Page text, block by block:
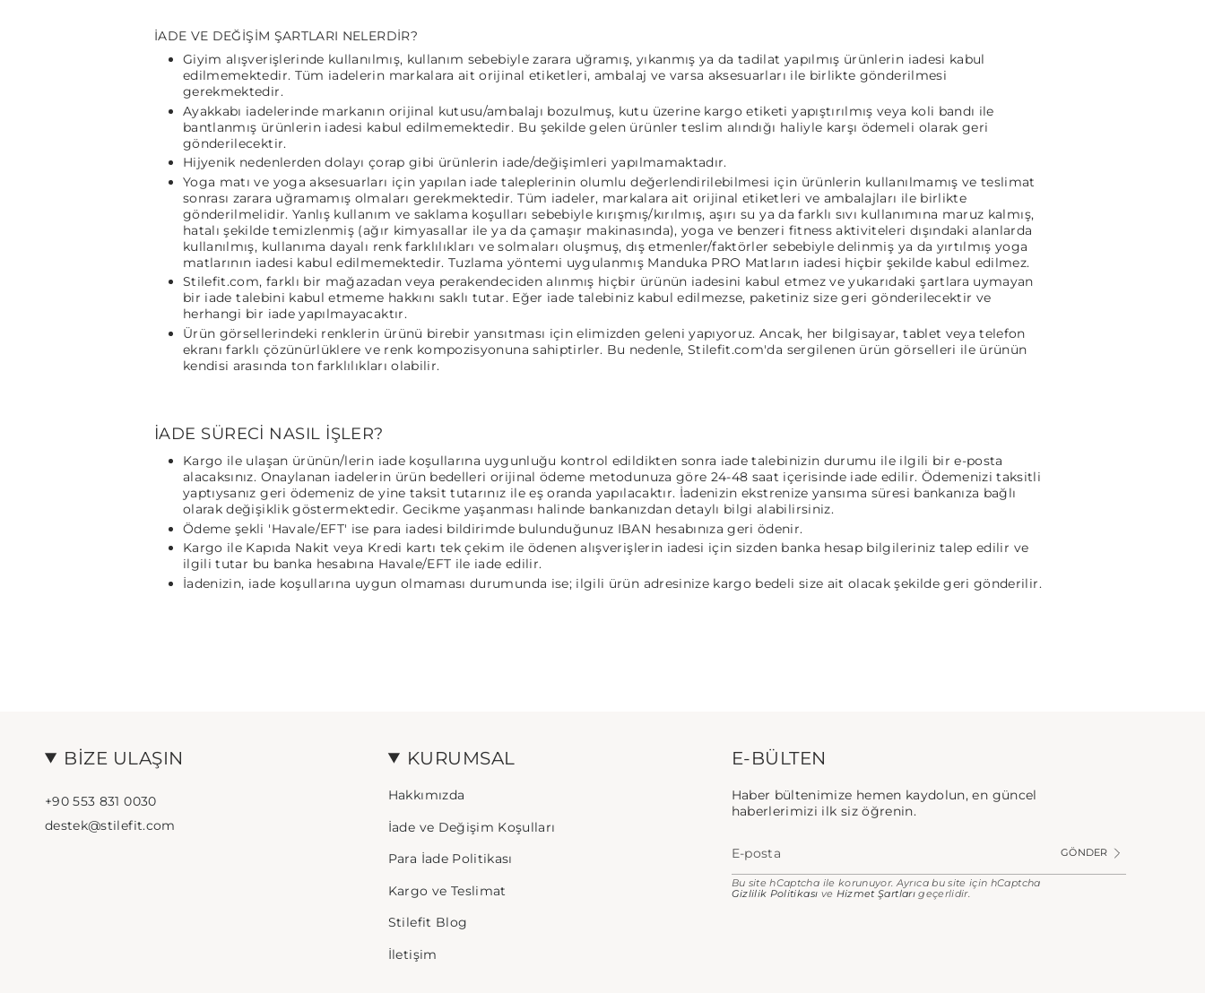
İADE VE DEĞİŞİM ŞARTLARI NELERDİR?
Giyim alışverişlerinde kullanılmış, kullanım sebebiyle zarara uğramış, yıkanmış ya da tadilat yapılmış ürünlerin iadesi kabul
edilmemektedir. Tüm iadelerin markalara ait orijinal etiketleri, ambalaj ve varsa aksesuarları ile birlikte gönderilmesi
gerekmektedir.
Ayakkabı iadelerinde markanın orijinal kutusu/ambalajı bozulmuş, kutu üzerine kargo etiketi yapıştırılmış veya koli bandı ile
bantlanmış ürünlerin iadesi kabul edilmemektedir. Bu şekilde gelen ürünler teslim alındığı haliyle karşı ödemeli olarak geri
gönderilecektir.
Hijyenik nedenlerden dolayı çorap gibi ürünlerin iade/değişimleri yapılmamaktadır.
Yoga matı ve yoga aksesuarları için yapılan iade taleplerinin olumlu değerlendirilebilmesi için ürünlerin kullanılmamış ve teslimat
sonrası zarara uğramamış olmaları gerekmektedir. Tüm iadeler, markalara ait orijinal etiketleri ve ambalajları ile birlikte
gönderilmelidir. Yanlış kullanım ve saklama koşulları sebebiyle kırışmış/kırılmış, aşırı su ya da farklı sıvı kullanımına maruz kalmış,
hatalı şekilde temizlenmiş (ağır kimyasallar ile ya da çamaşır makinasında), yoga ve benzeri fitness aktiviteleri dışındaki alanlarda
kullanılmış, kullanıma dayalı renk farklılıkları ve solmaları oluşmuş, dış etmenler/faktörler sebebiyle delinmiş ya da yırtılmış yoga
matlarının iadesi kabul edilmemektedir. Tuzlama yöntemi uygulanmış Manduka PRO Matların iadesi hiçbir şekilde kabul edilmez.
Stilefit.com, farklı bir mağazadan veya perakendeciden alınmış hiçbir ürünün iadesini kabul etmez ve yukarıdaki şartlara uymayan
bir iade talebini kabul etmeme hakkını saklı tutar. Eğer iade talebiniz kabul edilmezse, paketiniz size geri gönderilecektir ve
herhangi bir iade yapılmayacaktır.
Ürün görsellerindeki renklerin ürünü birebir yansıtması için elimizden geleni yapıyoruz. Ancak, her bilgisayar, tablet veya telefon
ekranı farklı çözünürlüklere ve renk kompozisyonuna sahiptirler. Bu nedenle, Stilefit.com'da sergilenen ürün görselleri ile ürünün
kendisi arasında ton farklılıkları olabilir.
İADE SÜRECİ NASIL İŞLER?
Kargo ile ulaşan ürünün/lerin iade koşullarına uygunluğu kontrol edildikten sonra iade talebinizin durumu ile ilgili bir e-posta
alacaksınız. Onaylanan iadelerin ürün bedelleri orijinal ödeme metodunuza göre 24-48 saat içerisinde iade edilir. Ödemenizi taksitli
yaptıysanız geri ödemeniz de yine taksit tutarınız ile eş oranda yapılacaktır. İadenizin ekstrenize yansıma süresi bankanıza bağlı
olarak değişiklik göstermektedir. Gecikme yaşanması halinde bankanızdan detaylı bilgi alabilirsiniz.
Ödeme şekli 'Havale/EFT' ise para iadesi bildirimde bulunduğunuz IBAN hesabınıza geri ödenir.
Kargo ile Kapıda Nakit veya Kredi kartı tek çekim ile ödenen alışverişlerin iadesi için sizden banka hesap bilgileriniz talep edilir ve
ilgili tutar bu banka hesabına Havale/EFT ile iade edilir.
İadenizin, iade koşullarına uygun olmaması durumunda ise; ilgili ürün adresinize kargo bedeli size ait olacak şekilde geri gönderilir.
BIZE ULAŞIN
+90 553 831 0030
destek@stilefit.com
KURUMSAL
Hakkımızda
İade ve Değişim Koşulları
Para İade Politikası
Kargo ve Teslimat
Stilefit Blog
İletişim
E-BÜLTEN
Haber bültenimize hemen kaydolun, en güncel
haberlerimizi ilk siz öğrenin.
GÖNDER
Bu site hCaptcha ile korunuyor. Ayrıca bu site için hCaptcha
Gizlilik Politikası ve Hizmet Şartlarıgeçerlidir.